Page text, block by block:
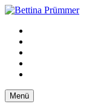
Springe
Inhalt
Menü